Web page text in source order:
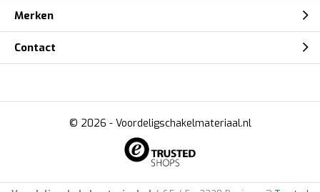
Merken
Contact
© 2026 - Voordeligschakelmateriaal.nl